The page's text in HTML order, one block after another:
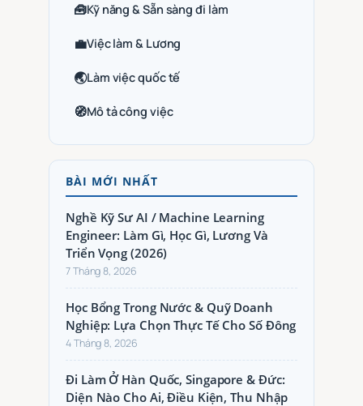
🧰Kỹ năng & Sẵn sàng đi làm
💼Việc làm & Lương
🌏Làm việc quốc tế
🧭Mô tả công việc
BÀI MỚI NHẤT
Nghề Kỹ Sư AI / Machine Learning
Engineer: Làm Gì, Học Gì, Lương Và
Triển Vọng (2026)
7 Tháng 8, 2026
Học Bổng Trong Nước & Quỹ Doanh
Nghiệp: Lựa Chọn Thực Tế Cho Số Đông
4 Tháng 8, 2026
Đi Làm Ở Hàn Quốc, Singapore & Đức:
Diện Nào Cho Ai, Điều Kiện, Thu Nhập